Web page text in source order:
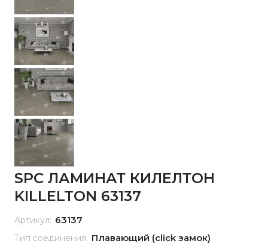
SPC ЛАМИНАТ КИЛЕЛТОН
KILLELTON 63137
Артикул: 63137
Тип соединения: Плавающий (click замок)